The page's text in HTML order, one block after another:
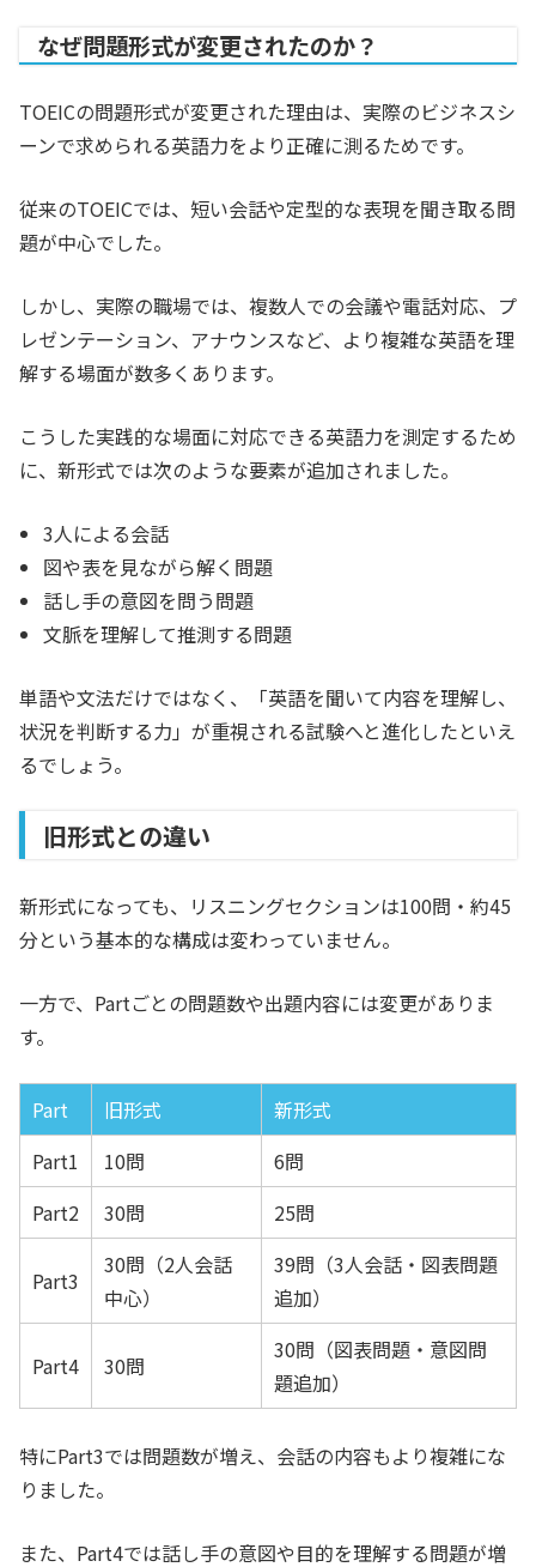
なぜ問題形式が変更されたのか？
TOEICの問題形式が変更された理由は、実際のビジネスシ
ーンで求められる英語力をより正確に測るためです。
従来のTOEICでは、短い会話や定型的な表現を聞き取る問
題が中心でした。
しかし、実際の職場では、複数人での会議や電話対応、プ
レゼンテーション、アナウンスなど、より複雑な英語を理
解する場面が数多くあります。
こうした実践的な場面に対応できる英語力を測定するため
に、新形式では次のような要素が追加されました。
3人による会話
図や表を見ながら解く問題
話し手の意図を問う問題
文脈を理解して推測する問題
単語や文法だけではなく、「英語を聞いて内容を理解し、
状況を判断する力」が重視される試験へと進化したといえ
るでしょう。
旧形式との違い
新形式になっても、リスニングセクションは100問・約45
分という基本的な構成は変わっていません。
一方で、Partごとの問題数や出題内容には変更がありま
す。
Part 旧形式
新形式
Part1
10問
6問
Part2
30問 25問
Part3
30問（2人会話
中心）
39問（3人会話・図表問題
追加）
Part4 30問
30問（図表問題・意図問
題追加）
特にPart3では問題数が増え、会話の内容もより複雑にな
りました。
また、Part4では話し手の意図や目的を理解する問題が増